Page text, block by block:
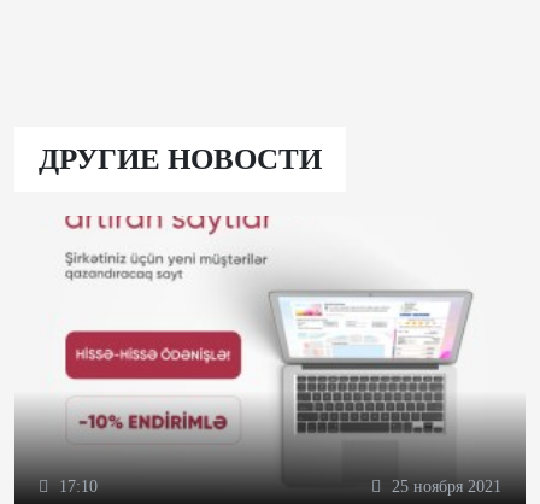
ДРУГИЕ НОВОСТИ
17:10 25 ноября 2021